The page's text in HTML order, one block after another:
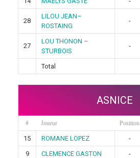
28
LILOU JEAN–
ROSTAING
-
27
LOU THONON –
STURBOIS
-
Total
ASNICE
# Joueur Position
15 ROMANE LOPEZ -
9
CLEMENCE GASTON -